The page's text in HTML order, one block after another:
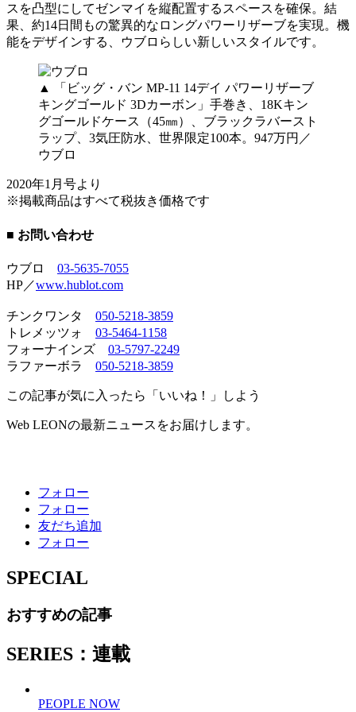
スを凸型にしてゼンマイを縦配置するスペースを確保。結
果、約14日間もの驚異的なロングパワーリザーブを実現。機
能をデザインする、ウブロらしい新しいスタイルです。
▲ 「ビッグ・バン MP-11 14デイ パワーリザーブ
キングゴールド 3Dカーボン」手巻き、18Kキン
グゴールドケース（45㎜）、ブラックラバースト
ラップ、3気圧防水、世界限定100本。947万円／
ウブロ
2020年1月号より
※掲載商品はすべて税抜き価格です
■ お問い合わせ
ウブロ 03-5635-7055
HP／www.hublot.com
チンクワンタ 050-5218-3859
トレメッツォ 03-5464-1158
フォーナインズ 03-5797-2249
ラファーボラ 050-5218-3859
この記事が気に入ったら「いいね！」しよう
Web LEONの最新ニュースをお届けします。
フォロー
フォロー
友だち追加
フォロー
SPECIAL
おすすめの記事
SERIES：連載
PEOPLE NOW